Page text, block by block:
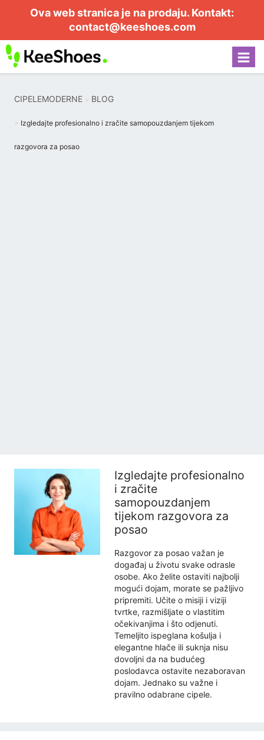
Ova web stranica je na prodaju. Kontakt:
contact@keeshoes.com
CIPELEMODERNE BLOG
Izgledajte profesionalno i zračite samopouzdanjem tijekom
razgovora za posao
Izgledajte profesionalno
i zračite
samopouzdanjem
tijekom razgovora za
posao
Razgovor za posao važan je
događaj u životu svake odrasle
osobe. Ako želite ostaviti najbolji
mogući dojam, morate se pažljivo
pripremiti. Učite o misiji i viziji
tvrtke, razmišljate o vlastitim
očekivanjima i što odjenuti.
Temeljito ispeglana košulja i
elegantne hlače ili suknja nisu
dovoljni da na budućeg
poslodavca ostavite nezaboravan
dojam. Jednako su važne i
pravilno odabrane cipele.